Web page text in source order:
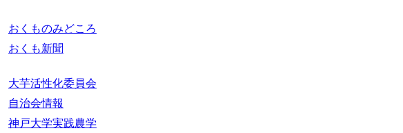
おくものみどころ
おくも新聞
大芋活性化委員会
自治会情報
神戸大学実践農学